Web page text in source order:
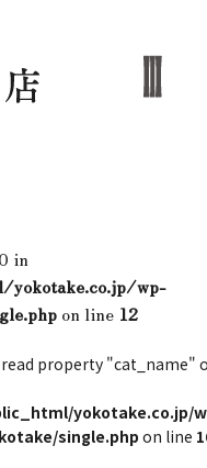
in
wp-
on line 12
property "cat_name"
yokotake.co.jp/
single.phpon line